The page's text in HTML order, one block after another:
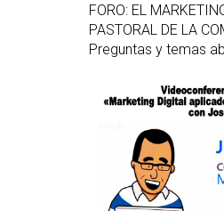
FORO: EL
PASTORAL DE LA
Preguntas y temas